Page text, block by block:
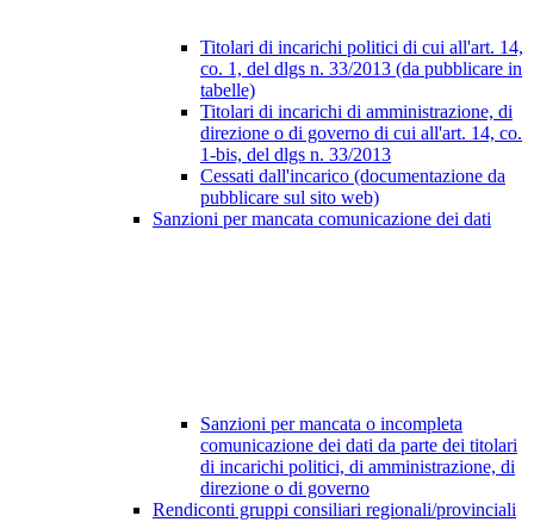
Titolari di incarichi politici di cui all'art. 14,
co. 1, del dlgs n. 33/2013 (da pubblicare in
tabelle)
Titolari di incarichi di amministrazione, di
direzione o di governo di cui all'art. 14, co.
1-bis, del dlgs n. 33/2013
Cessati dall'incarico (documentazione da
pubblicare sul sito web)
Sanzioni per mancata comunicazione dei dati
Sanzioni per mancata o incompleta
comunicazione dei dati da parte dei titolari
di incarichi politici, di amministrazione, di
direzione o di governo
Rendiconti gruppi consiliari regionali/provinciali